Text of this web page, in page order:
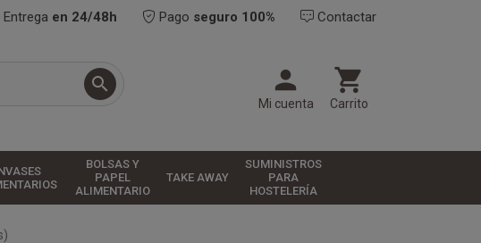
Entrega en 24/48h Pago seguro 100% Contactar
 
Mi cuenta

Carrito
BOLSAS Y
PAPEL
ALIMENTARIO
TAKE AWAY
SUMINISTROS
PARA
HOSTELERÍA